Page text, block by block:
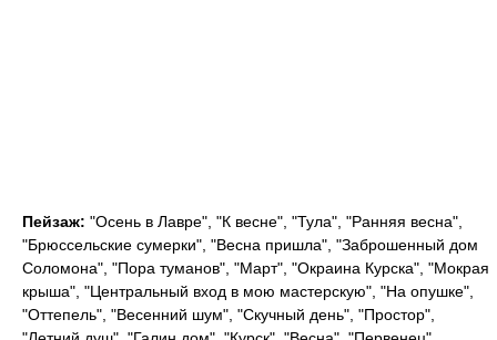
Пейзаж: "Осень в Лавре", "К весне", "Тула", "Ранняя весна",
"Брюссельские сумерки", "Весна пришла", "Заброшенный дом
Соломона", "Пора туманов", "Март", "Окраина Курска", "Мокрая
крыша", "Центральный вход в мою мастерскую", "На опушке",
"Оттепель", "Весенний шум", "Скучный день", "Простор",